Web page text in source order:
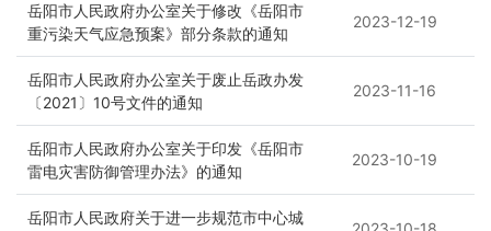
岳阳市人民政府办公室关于修改《岳阳市
重污染天气应急预案》部分条款的通知
2023-12-19
岳阳市人民政府办公室关于废止岳政办发
〔2021〕10号文件的通知
2023-11-16
岳阳市人民政府办公室关于印发《岳阳市
雷电灾害防御管理办法》的通知
2023-10-19
岳阳市人民政府关于进一步规范市中心城